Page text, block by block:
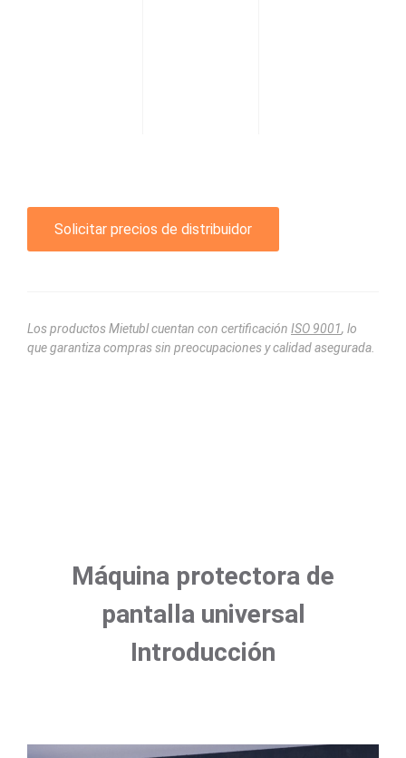
Solicitar precios de distribuidor
Los productos Mietubl cuentan con certificación ISO 9001, lo
que garantiza compras sin preocupaciones y calidad asegurada.
Máquina protectora de
pantalla universal
Introducción